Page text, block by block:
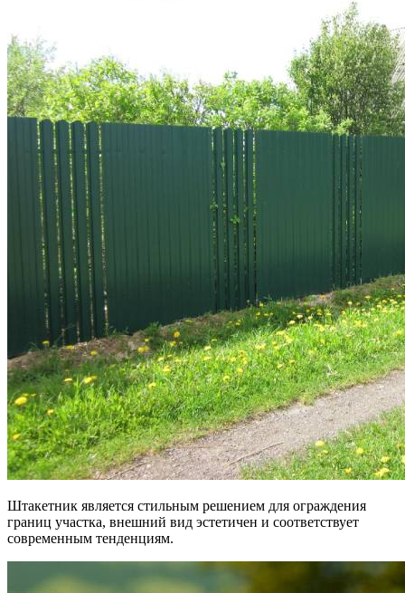
Штакетник является стильным решением для ограждения
границ участка, внешний вид эстетичен и соответствует
современным тенденциям.